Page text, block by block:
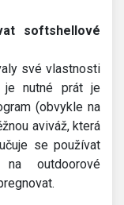
softshellové
své vlastnosti
je nutné prát je
(obvykle na
aviváž, která
se používat
outdoorové